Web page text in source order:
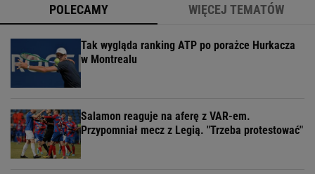
POLECAMY WIĘCEJ TEMATÓW
Tak wygląda ranking ATP po porażce Hurkacza
w Montrealu
Salamon reaguje na aferę z VAR-em.
Przypomniał mecz z Legią. "Trzeba protestować"